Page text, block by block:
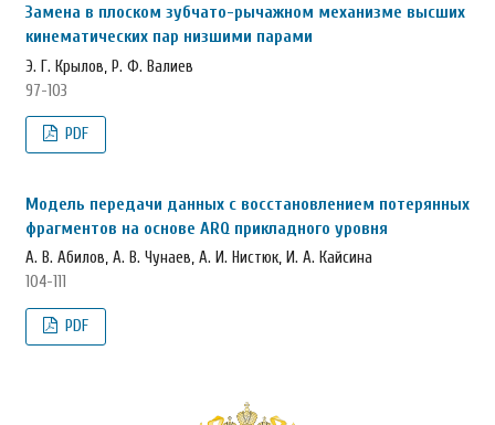
Замена в плоском зубчато-рычажном механизме высших
кинематических пар низшими парами
Э. Г. Крылов, Р. Ф. Валиев
97-103
PDF
Модель передачи данных с восстановлением потерянных
фрагментов на основе ARQ прикладного уровня
А. В. Абилов, А. В. Чунаев, А. И. Нистюк, И. А. Кайсина
104-111
PDF